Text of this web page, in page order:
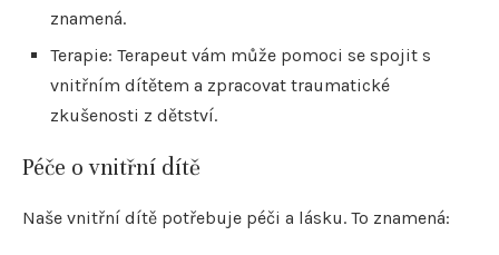
znamená.
Terapie: Terapeut vám může pomoci se spojit s
vnitřním dítětem a zpracovat traumatické
zkušenosti z dětství.
Péče o vnitřní dítě
Naše vnitřní dítě potřebuje péči a lásku. To znamená: